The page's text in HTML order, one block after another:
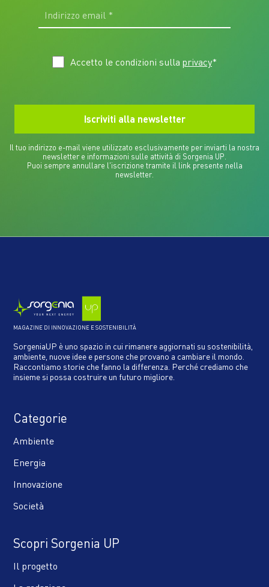
Accetto le condizioni sulla privacy*
Il tuo indirizzo e-mail viene utilizzato esclusivamente per inviarti la nostra
newsletter e informazioni sulle attività di Sorgenia UP.
Puoi sempre annullare l'iscrizione tramite il link presente nella
newsletter.
MAGAZINE DI INNOVAZIONE E SOSTENIBILITÀ
SorgeniaUP è uno spazio in cui rimanere aggiornati su sostenibilità,
ambiente, nuove idee e persone che provano a cambiare il mondo.
Raccontiamo storie che fanno la differenza. Perché crediamo che
insieme si possa costruire un futuro migliore.
Categorie
Ambiente
Energia
Innovazione
Società
Scopri Sorgenia UP
Il progetto